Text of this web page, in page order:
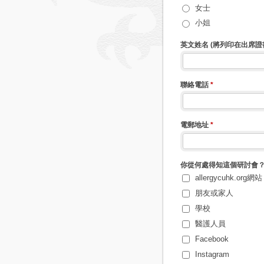
女士
小姐
英文姓名 (將列印在出席證
聯絡電話*
電郵地址 *
你從何處得知這個研討會？
allergycuhk.org網站
朋友或家人
學校
醫護人員
Facebook
Instagram